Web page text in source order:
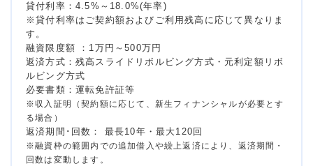
貸付利率：4.5%～18.0%(年率)
※貸付利率はご契約額およびご利用残高に応じて異なりま
す。
融資限度額 ：1万円～500万円
返済方式：残高スライドリボルビング方式・元利定額リボ
ルビング方式
必要書類：運転免許証等
※収入証明（契約額に応じて、新生フィナンシャルが必要とす
る場合）
返済期間･回数： 最長10年・最大120回
※融資枠の範囲内での追加借入や繰上返済により、返済期間・
回数は変動します。